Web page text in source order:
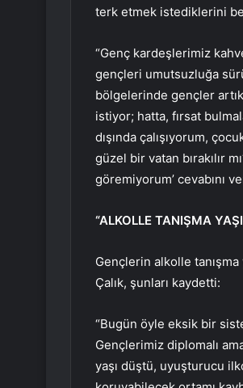
terk etmek istediklerini
“Genç kardeşlerimiz
gençleri umutsuzluğa
bölgelerinde gençler
istiyor; hatta, fırsat
dışında çalışıyorum,
güzel bir vatan bırakılır
göremiyorum’ cevabını
“ALKOLLE TANIŞMA
Gençlerin alkolle
Çalık, şunları kaydetti:
“Bugün öyle eksik bir
Gençlerimiz diplomalı
yaşı düştü, uyuşturucu